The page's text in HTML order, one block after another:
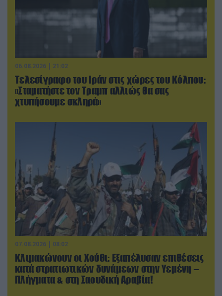
06.08.2026 | 21:02
Τελεσίγραφο του Ιράν στις χώρες του Κόλπου:
«Σταματήστε τον Τραμπ αλλιώς θα σας
χτυπήσουμε σκληρά»
07.08.2026 | 08:02
Κλιμακώνουν οι Χούθι: Eξαπέλυσαν επιθέσεις
κατά στρατιωτικών δυνάμεων στην Υεμένη –
Πλήγματα & στη Σαουδική Αραβία!